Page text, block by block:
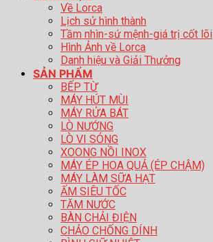
Về Lorca
Lịch sử hình thành
Tầm nhìn-sứ mệnh-giá trị cốt lõi
Hình Ảnh về Lorca
Danh hiệu và Giải Thưởng
SẢN PHẨM
BẾP TỪ
MÁY HÚT MÙI
MÁY RỬA BÁT
LÒ NƯỚNG
LÒ VI SÓNG
XOONG NỒI INOX
MÁY ÉP HOA QUẢ (ÉP CHẬM)
MÁY LÀM SỮA HẠT
ẤM SIÊU TỐC
TĂM NƯỚC
BÀN CHẢI ĐIỆN
CHẢO CHỐNG DÍNH